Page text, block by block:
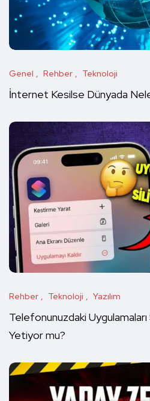
Genel Rehber Teknoloji
İnternet Kesilse Dünyada
Rehber Teknoloji Yazılım
Telefonunuzdaki
Yetiyor mu?